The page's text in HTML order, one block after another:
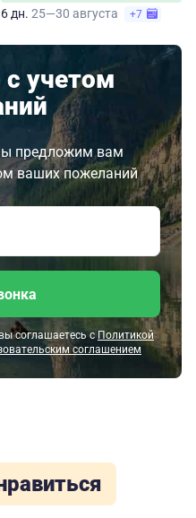
6 дн. 25—30 августа +7
учетом
предложим вам
ваших пожеланий
соглашаетесь с Политикой
соглашением